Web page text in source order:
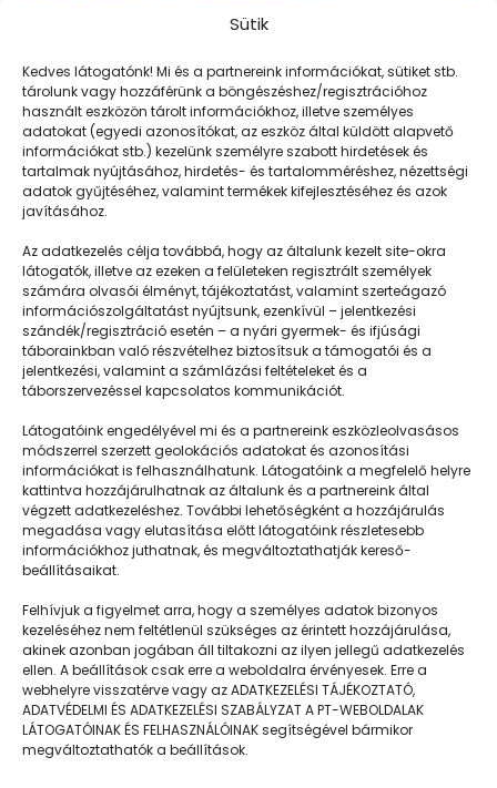
Sütik
Kedves látogatónk! Mi és a partnereink információkat, sütiket stb.
tárolunk vagy hozzáférünk a böngészéshez/regisztrációhoz
használt eszközön tárolt információkhoz, illetve személyes
adatokat (egyedi azonosítókat, az eszköz által küldött alapvető
információkat stb.) kezelünk személyre szabott hirdetések és
tartalmak nyújtásához, hirdetés- és tartalomméréshez, nézettségi
adatok gyűjtéséhez, valamint termékek kifejlesztéséhez és azok
javításához.
Az adatkezelés célja továbbá, hogy az általunk kezelt site-okra
látogatók, illetve az ezeken a felületeken regisztrált személyek
számára olvasói élményt, tájékoztatást, valamint szerteágazó
információszolgáltatást nyújtsunk, ezenkívül – jelentkezési
szándék/regisztráció esetén – a nyári gyermek- és ifjúsági
táborainkban való részvételhez biztosítsuk a támogatói és a
jelentkezési, valamint a számlázási feltételeket és a
táborszervezéssel kapcsolatos kommunikációt.
Látogatóink engedélyével mi és a partnereink eszközleolvasásos
módszerrel szerzett geolokációs adatokat és azonosítási
információkat is felhasználhatunk. Látogatóink a megfelelő helyre
kattintva hozzájárulhatnak az általunk és a partnereink által
végzett adatkezeléshez. További lehetőségként a hozzájárulás
megadása vagy elutasítása előtt látogatóink részletesebb
információkhoz juthatnak, és megváltoztathatják kereső-
beállításaikat.
Felhívjuk a figyelmet arra, hogy a személyes adatok bizonyos
kezeléséhez nem feltétlenül szükséges az érintett hozzájárulása,
akinek azonban jogában áll tiltakozni az ilyen jellegű adatkezelés
ellen. A beállítások csak erre a weboldalra érvényesek. Erre a
webhelyre visszatérve vagy az ADATKEZELÉSI TÁJÉKOZTATÓ,
ADATVÉDELMI ÉS ADATKEZELÉSI SZABÁLYZAT A PT-WEBOLDALAK
LÁTOGATÓINAK ÉS FELHASZNÁLÓINAK segítségével bármikor
megváltoztathatók a beállítások.
Trambulinozás
Napközisgyerektábor.hu
Navigáció
Táboringer
Egyveleg